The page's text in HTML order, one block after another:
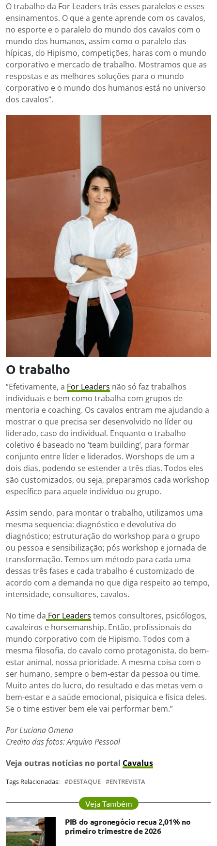
O trabalho da For Leaders trás esses paralelos e esses
ensinamentos. O que a gente aprende com os cavalos,
no esporte e o paralelo do mundo dos cavalos com o
mundo dos humanos, assim como o paralelo das
hípicas, do Hipismo, competições, haras com o mundo
corporativo e mercado de trabalho. Mostramos que as
respostas e as melhores soluções para o mundo
corporativo e o mundo dos humanos está no universo
dos cavalos”.
O trabalho
“Efetivamente, a For Leaders não só faz trabalhos
individuais e bem como trabalha com grupos de
mentoria e coaching. Os cavalos entram me ajudando a
mostrar o que precisa ser desenvolvido no líder ou
liderado, caso do individual. Enquanto o trabalho
coletivo é baseado no ‘team building’, para formar
conjunto entre líder e liderados. Worshops de um a
dois dias, podendo se estender a três dias. Todos eles
são customizados, ou seja, preparamos cada workshop
específico para aquele indivíduo ou grupo.
Assim sendo, para montar o trabalho, utilizamos uma
mesma sequencia: diagnóstico e devolutiva do
diagnóstico; estruturação do workshop para o grupo
ou pessoa e sensibilização; pós workshop e jornada de
transformação. Temos um método para cada uma
dessas três fases e cada trabalho é customizado de
acordo com a demanda no que diga respeito ao tempo,
intensidade, consultores, cavalos.
No time da For Leaders temos consultores, psicólogos,
cavaleiros e horsemanship. Então, profissionais do
mundo corporativo com de Hipismo. Todos com a
mesma filosofia, do cavalo como protagonista, do bem-
estar animal, nossa prioridade. A mesma coisa com o
ser humano, sempre o bem-estar da pessoa ou time.
Muito antes do lucro, do resultado e das metas vem o
bem-estar e a saúde emocional, pisiquica e física deles.
Se o time estiver bem ele vai performar bem.”
Por Luciana Omena
Credito das fotos: Arquivo Pessoal
Veja outras notícias no portal Cavalus
Tags Relacionadas: DESTAQUE ENTREVISTA
Veja Também
PIB do agronegócio recua 2,01% no
primeiro trimestre de 2026